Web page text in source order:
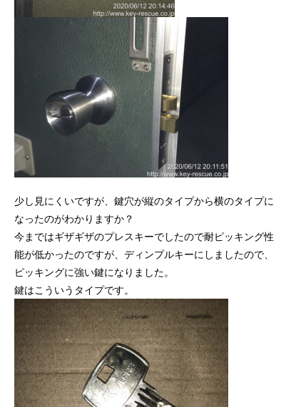
少し見にくいですが、鍵穴が縦のタイプから横のタイプに
なったのがわかりますか？
今まではギザギザのプレスキーでしたので耐ピッキング性
能が低かったのですが、ディンプルキーにしましたので、
ピッキングに強い鍵になりました。
鍵はこういうタイプです。